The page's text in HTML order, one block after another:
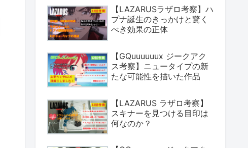
【LAZARUSラザロ考察】ハ
プナ誕生のきっかけと驚く
べき効果の正体
【GQuuuuuux ジークアク
ス考察】ニュータイプの新
たな可能性を描いた作品
【LAZARUS ラザロ考察】
スキナーを見つける目印は
何なのか？